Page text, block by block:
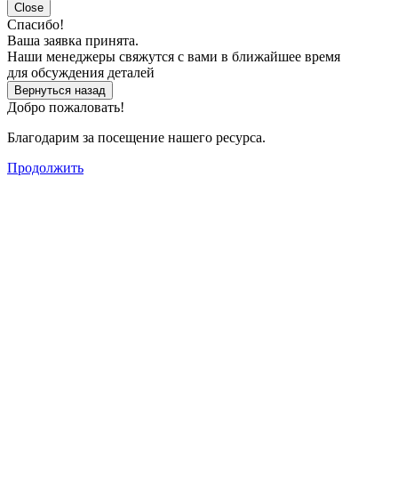
Close
Спасибо!
Ваша заявка принята.
Наши менеджеры свяжутся с вами в ближайшее время
для обсуждения деталей
Вернуться назад
Добро пожаловать!
Благодарим за посещение нашего ресурса.
Продолжить